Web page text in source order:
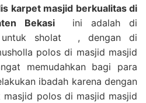
karpet masjid berkualitas di
Bekasi ini adalah di
untuk sholat , dengan di
polos di masjid masjid
memudahkan bagi para
ibadah karena dengan
polos di masjid masjid